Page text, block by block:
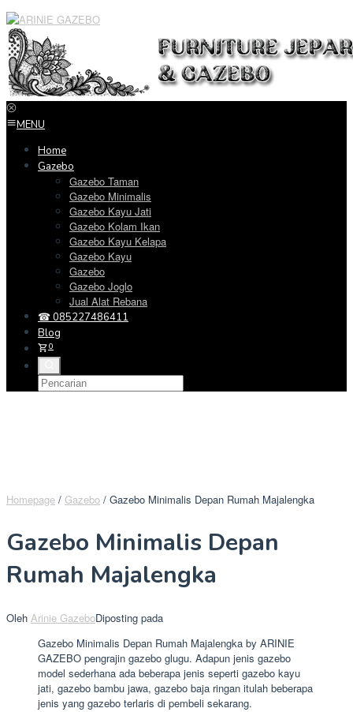
Loncat
ke
konten
MENU
Home
Gazebo
Gazebo Taman
Gazebo Minimalis
Gazebo Kayu Jati
Gazebo Kolam Ikan
Gazebo Kayu Kelapa
Gazebo Kayu
Gazebo
Gazebo Joglo
Jual Alat Rebana
☎ 085227486411
Blog
0
Homepage / Gazebo / Gazebo Minimalis Depan Rumah Majalengka
Gazebo Minimalis Depan
Rumah Majalengka
Oleh Arinie GazeboDiposting pada
Gazebo Minimalis Depan Rumah Majalengka by ARINIE
GAZEBO pengrajin gazebo glugu. Adapun jenis gazebo
model sederhana ada beberapa jenis seperti gazebo kayu
jati, gazebo bambu jawa, gazebo baja ringan itulah beberapa
jenis yang gazebo terlaris di pembeli sekarang.